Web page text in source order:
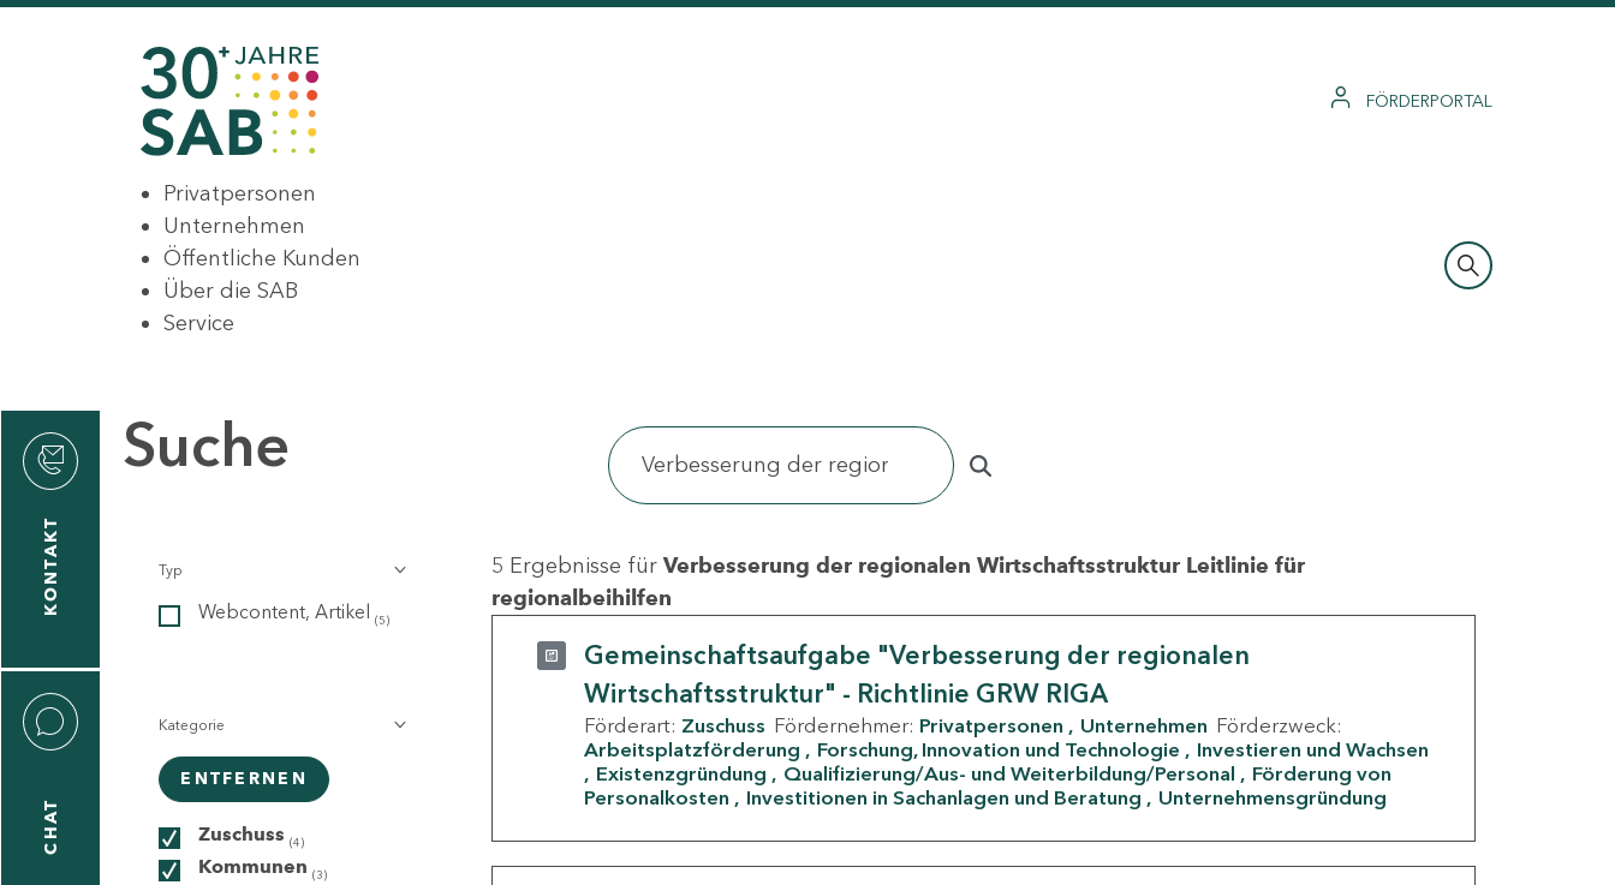
FÖRDERPORTAL
Privatpersonen
Unternehmen
Öffentliche Kunden
Über die SAB
Service
KONTAKT
CHAT
Suche
Typ
Webcontent, Artikel (5)
Kategorie
ENTFERNEN
Zuschuss (4)
Kommunen (3)
5 Ergebnisse für Verbesserung der regionalen Wirtschaftsstruktur Leitlinie für
regionalbeihilfen
Gemeinschaftsaufgabe "Verbesserung der regionalen
Wirtschaftsstruktur" - Richtlinie GRW RIGA
Förderart: Zuschuss Fördernehmer: Privatpersonen Unternehmen Förderzweck:
Arbeitsplatzförderung
Forschung, Innovation und Technologie
Investieren und Wachsen
Existenzgründung
Qualifizierung/Aus- und Weiterbildung/Personal
Förderung von
Personalkosten
Investitionen in Sachanlagen und Beratung Unternehmensgründung